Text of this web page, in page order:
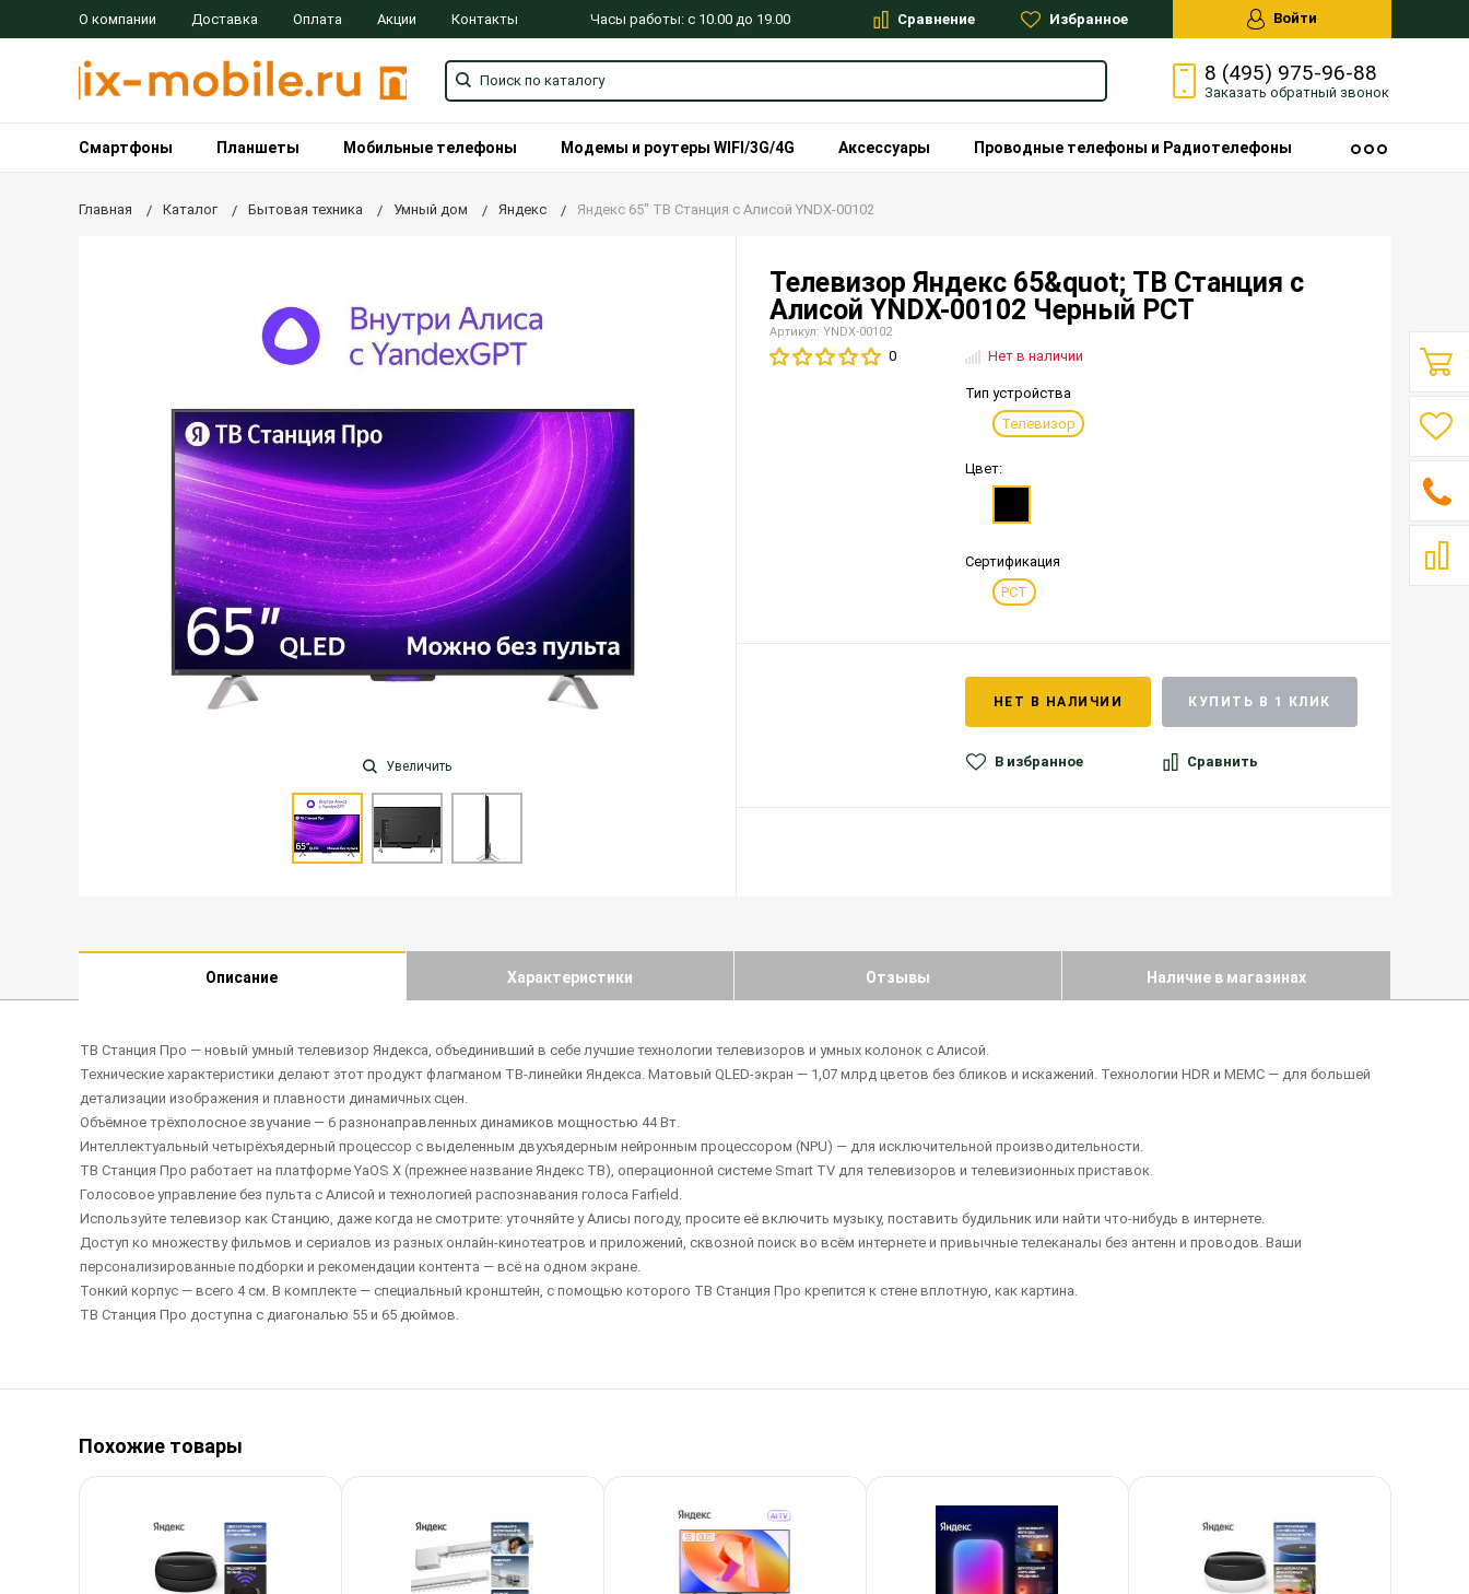
О компании Доставка Оплата Акции Контакты Часы работы: с 10.00 до 19.00 Сравнение Избранное Войти
8 (495) 975-96-88
Заказать обратный звонок
Смартфоны Планшеты Мобильные телефоны Модемы и роутеры WIFI/3G/4G Аксессуары Проводные телефоны и Радиотелефоны
Главная Каталог Бытовая техника Умный дом Яндекс Яндекс 65" ТВ Станция с Алисой YNDX-00102
Увеличить
Телевизор Яндекс 65&quot; ТВ Станция с
Алисой YNDX-00102 Черный РСТ
Артикул: YNDX-00102
0 Нет в наличии
Тип устройства
Телевизор
Цвет:
Сертификация
РСТ
НЕТ В НАЛИЧИИ КУПИТЬ В 1 КЛИК
В избранное Сравнить
Описание Характеристики Отзывы Наличие в магазинах
ТВ Станция Про — новый умный телевизор Яндекса, объединивший в себе лучшие технологии телевизоров и умных колонок с Алисой.
Технические характеристики делают этот продукт флагманом ТВ-линейки Яндекса. Матовый QLED-экран — 1,07 млрд цветов без бликов и искажений. Технологии HDR и МЕМС — для большей
детализации изображения и плавности динамичных сцен.
Объёмное трёхполосное звучание — 6 разнонаправленных динамиков мощностью 44 Вт.
Интеллектуальный четырёхъядерный процессор с выделенным двухъядерным нейронным процессором (NPU) — для исключительной производительности.
ТВ Станция Про работает на платформе YaOS X (прежнее название Яндекс ТВ), операционной системе Smart TV для телевизоров и телевизионных приставок.
Голосовое управление без пульта с Алисой и технологией распознавания голоса Farfield.
Используйте телевизор как Станцию, даже когда не смотрите: уточняйте у Алисы погоду, просите её включить музыку, поставить будильник или найти что-нибудь в интернете.
Доступ ко множеству фильмов и сериалов из разных онлайн-кинотеатров и приложений, сквозной поиск во всём интернете и привычные телеканалы без антенн и проводов. Ваши
персонализированные подборки и рекомендации контента — всё на одном экране.
Тонкий корпус — всего 4 см. В комплекте — специальный кронштейн, с помощью которого ТВ Станция Про крепится к стене вплотную, как картина.
ТВ Станция Про доступна с диагональю 55 и 65 дюймов.
Похожие товары